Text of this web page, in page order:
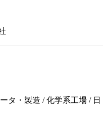
タ・製造 / 化学系工場 / 日